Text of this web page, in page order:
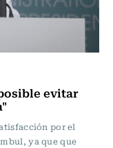
evitar
por el
ya que que